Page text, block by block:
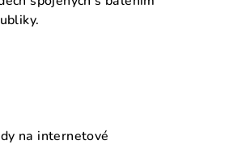
na internetové